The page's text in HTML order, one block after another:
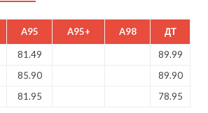
A95 A95+ A98 ДТ
81.49
89.99
85.90
89.90
81.95 78.95